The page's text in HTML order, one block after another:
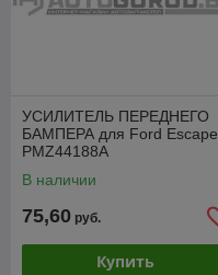
УСИЛИТЕЛЬ ПЕРЕДНЕГО
БАМПЕРА для Ford Escape
PMZ44188A
В наличии
75,60 руб.
Купить